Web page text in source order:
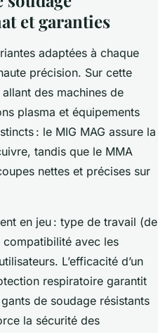
et garanties
adaptées à chaque
précision. Sur cette
des machines de
plasma et équipements
: le MIG MAG assure la
tandis que le MMA
nettes et précises sur
en jeu : type de travail (de
compatibilité avec les
L’efficacité d’un
respiratoire garantit
de soudage résistants
la sécurité des